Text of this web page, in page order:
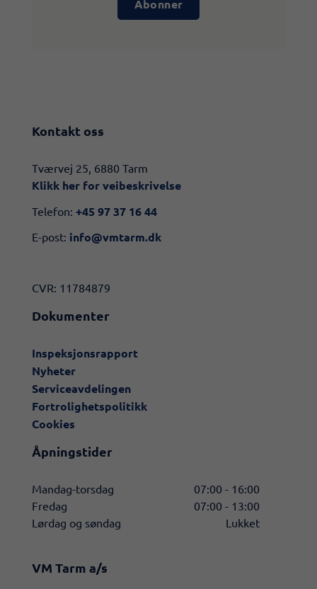
Abonner
Kontakt oss
​​Tværvej 25, 6880 Tarm
Klikk her for veibeskrivelse​
Telefon: +45 97 37 16 44
E-post: info@vmtarm.dk
CVR: 11784879
Dokumenter
Inspeksjonsrapport
Nyheter
Serviceavdelingen
Fortrolighetspolitikk
Cookies
Åpningstider
Mandag-torsdag
07:00 - 16:00
Fredag
07:00 - 13:00
Lørdag og søndag
Lukket
VM Tarm a/s